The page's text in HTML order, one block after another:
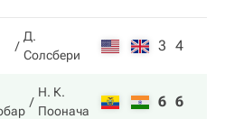
Д.
Солсбери
3 4
Н. К.
Поонача
6 6